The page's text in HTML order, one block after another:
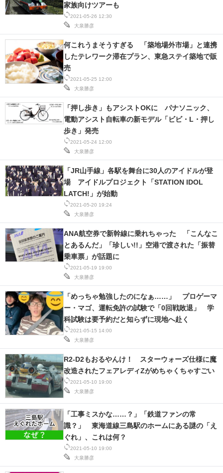
2021-05-26 12:30
大泉勝彦
家族向けツアーも
2021-05-25 12:00
大泉勝彦
何これうまそうすぎる 「築地場外市場」と連携
したテレワーク滞在プラン、東急ステイ築地で販
売
2021-05-24 12:00
大泉勝彦
「押し歩き」もアシストOKに パナソニック、
電動アシスト自転車の新モデル「ビビ・L・押し
歩き」発売
2021-05-20 19:24
大泉勝彦
「JR山手線」各駅を舞台に30人のアイドルが登
場 アイドルプロジェクト「STATION IDOL
LATCH!」が始動
2021-05-19 19:00
大泉勝彦
ANA航空券で新幹線に乗れちゃった 「こんなこ
とあるんだ」「珍しい!!」空港で渡された「振替
乗車票」が話題に
2021-05-15 14:00
大泉勝彦
「めっちゃ勉強したのになぁ……」 プロゲーマ
ー・マゴ、運転免許の試験で「0回戦敗退」 学
科試験は要予約だと知らずに現地へ赴く
2021-05-10 19:00
大泉勝彦
R2-D2もおるやんけ！ スターウォーズ仕様に魔
改造されたフェアレディZがめちゃくちゃすごい
2021-05-10 19:00
大泉勝彦
「工事ミスかな……？」「鉄道ファンの常
識？」 東海道線三島駅のホームにある謎の「え
ぐれ」、これは何？